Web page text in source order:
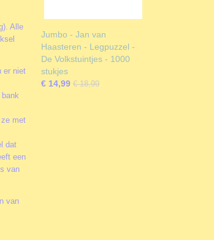
Alle
er niet
met
dat
een
van
van
Jumbo - Jan van
Haasteren - Legpuzzel -
De Volkstuintjes - 1000
stukjes
€ 14,99 € 18,99